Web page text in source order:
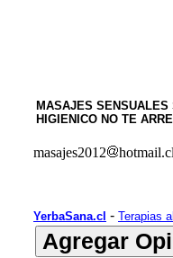
MASAJES SENSUALES
HIGIENICO NO TE
masajes2012 hotmail.cl
YerbaSana.cl - Terapias